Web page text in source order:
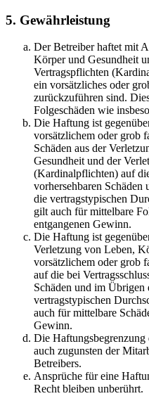
5. Gewährleistung
Der Betreiber haftet mit
Körper und Gesundheit
Vertragspflichten
ein vorsätzliches oder
zurückzuführen sind.
Folgeschäden wie
Die Haftung ist
vorsätzlichem oder grob
Schäden aus der
Gesundheit und der
(Kardinalpflichten) auf
vorhersehbaren
die vertragstypischen
gilt auch für mittelbare
entgangenen Gewinn.
Die Haftung ist
Verletzung von Leben,
vorsätzlichem oder grob
auf die bei
Schäden und im Übrigen
vertragstypischen
auch für mittelbare
Gewinn.
Die Haftungsbegrenzung
auch zugunsten der
Betreibers.
Ansprüche für eine
Recht bleiben unberührt.